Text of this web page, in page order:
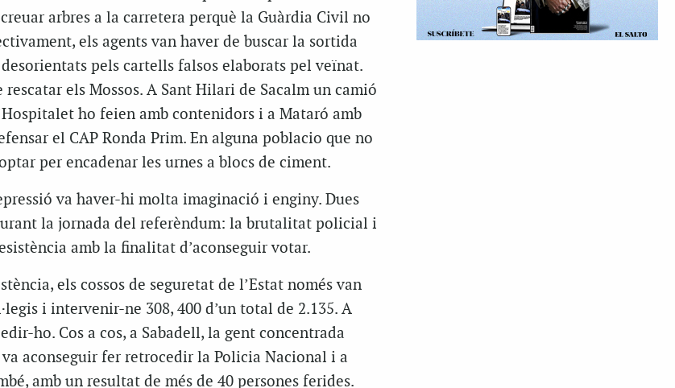
arbres a la carretera perquè la Guàrdia Civil no
els agents van haver de buscar la sortida
pels cartells falsos elaborats pel veïnat.
els Mossos. A Sant Hilari de Sacalm un camió
ho feien amb contenidors i a Mataró amb
el CAP Ronda Prim. En alguna poblacio que no
per encadenar les urnes a blocs de ciment.
va haver-hi molta imaginació i enginy. Dues
la jornada del referèndum: la brutalitat policial i
amb la finalitat d’aconseguir votar.
els cossos de seguretat de l’Estat només van
i intervenir-ne 308, 400 d’un total de 2.135. A
ho. Cos a cos, a Sabadell, la gent concentrada
aconseguir fer retrocedir la Policia Nacional i a
amb un resultat de més de 40 persones ferides.